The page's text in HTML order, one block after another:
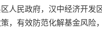
人民政府，汉中经济开发
，有效防范化解基金风险